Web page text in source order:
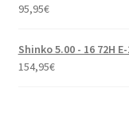
95,95€
Shinko 5.00 - 16 72H
154,95€